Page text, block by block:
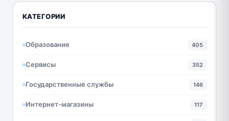
КАТЕГОРИИ
Образование 405
Сервисы 352
Государственные службы 146
Интернет-магазины 117